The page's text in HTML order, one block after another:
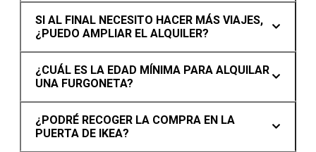
SI AL FINAL NECESITO HACER MÁS VIAJES,
¿PUEDO AMPLIAR EL ALQUILER?
¿CUÁL ES LA EDAD MÍNIMA PARA ALQUILAR
UNA FURGONETA?
¿PODRÉ RECOGER LA COMPRA EN LA
PUERTA DE IKEA?